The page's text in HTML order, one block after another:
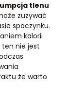
tlenu
zużywać
spoczynku.
kalorii
ten nie jest
że warto